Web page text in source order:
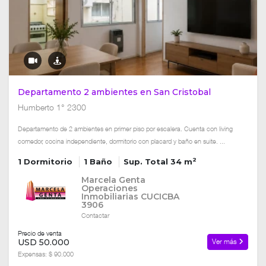
Departamento 2 ambientes en San Cristobal
Humberto 1° 2300
Departamento de 2 ambientes en primer piso por escalera. Cuenta con living
comedor, cocina independiente, dormitorio con placard y baño en suite. ...
1 Dormitorio 1 Baño Sup. Total 34 m2
Marcela Genta
Operaciones
Inmobiliarias CUCICBA
3906
Contactar
Precio de venta
USD 50.000
Expensas: $ 90.000
Ver más